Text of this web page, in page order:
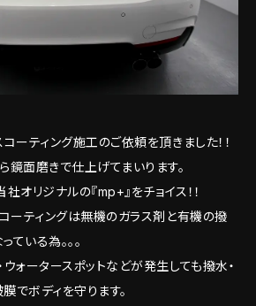
ーティング施工のご依頼を頂きました！！
鏡面磨きで仕上げてまいります。
オリジナルの『mp+』をチョイス！！
ーティングは無機のガラス剤と有機の撥
いる為。。。
ォータースポットなどが発生しても撥水・
でボディを守ります。